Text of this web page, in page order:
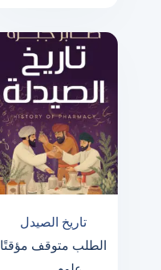
تاريخ الصيدل
الطلب متوقف مؤقتًا